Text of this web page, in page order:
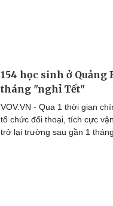
154 học sinh ở
tháng "nghỉ Tết"
VOV.VN - Qua 1 thời gian
tổ chức đối thoại, tích cực
trở lại trường sau gần 1